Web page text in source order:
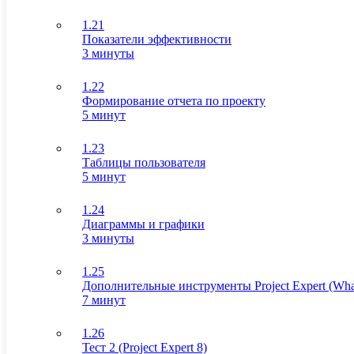
1.21
Показатели эффективности
3 минуты
1.22
Формирование отчета по проекту
5 минут
1.23
Таблицы пользователя
5 минут
1.24
Диаграммы и графики
3 минуты
1.25
Дополнительные инструменты Project Expert
7 минут
1.26
Тест 2 (Project Expert 8)